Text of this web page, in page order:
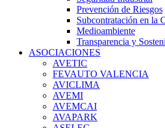
Prevención de Riesgos
Subcontratación en la
Medioambiente
Transparencia y
ASOCIACIONES
AVETIC
FEVAUTO VALENCIA
AVICLIMA
AVEMI
AVEMCAI
AVAPARK